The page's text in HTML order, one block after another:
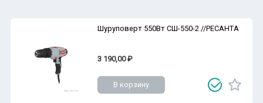
Шуруповерт 550Вт СШ-550-2 //РЕСАНТА
3 190,00 ₽
В корзину